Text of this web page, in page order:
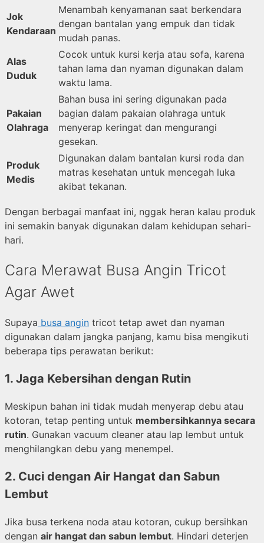
Jok
Kendaraan
Menambah kenyamanan saat berkendara
dengan bantalan yang empuk dan tidak
mudah panas.
Alas
Duduk
Cocok untuk kursi kerja atau sofa, karena
tahan lama dan nyaman digunakan dalam
waktu lama.
Pakaian
Olahraga
Bahan busa ini sering digunakan pada
bagian dalam pakaian olahraga untuk
menyerap keringat dan mengurangi
gesekan.
Produk
Medis
Digunakan dalam bantalan kursi roda dan
matras kesehatan untuk mencegah luka
akibat tekanan.
Dengan berbagai manfaat ini, nggak heran kalau produk
ini semakin banyak digunakan dalam kehidupan sehari-
hari.
Cara Merawat Busa Angin Tricot
Agar Awet
Supaya busa angin tricot tetap awet dan nyaman
digunakan dalam jangka panjang, kamu bisa mengikuti
beberapa tips perawatan berikut:
1. Jaga Kebersihan dengan Rutin
Meskipun bahan ini tidak mudah menyerap debu atau
kotoran, tetap penting untuk membersihkannya secara
rutin. Gunakan vacuum cleaner atau lap lembut untuk
menghilangkan debu yang menempel.
2. Cuci dengan Air Hangat dan Sabun
Lembut
Jika busa terkena noda atau kotoran, cukup bersihkan
dengan air hangat dan sabun lembut. Hindari deterjen